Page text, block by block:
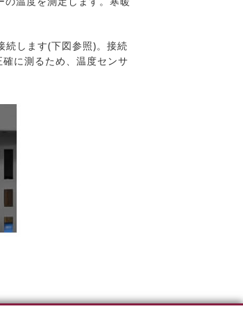
続します(下図参照)。接続
に測るため、温度センサ